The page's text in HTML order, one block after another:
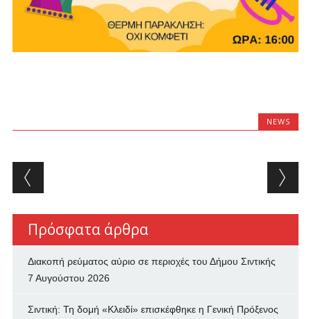
NEWS
Post navigation
Πρόσφατα άρθρα
Διακοπή ρεύματος αύριο σε περιοχές του Δήμου Σιντικής
7 Αυγούστου 2026
Σιντική: Τη δομή «Κλειδί» επισκέφθηκε η Γενική Πρόξενος